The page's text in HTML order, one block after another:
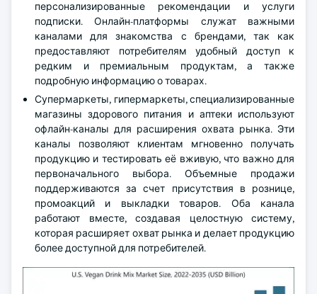
персонализированные рекомендации и услуги
подписки. Онлайн-платформы служат важными
каналами для знакомства с брендами, так как
предоставляют потребителям удобный доступ к
редким и премиальным продуктам, а также
подробную информацию о товарах.
Супермаркеты, гипермаркеты, специализированные
магазины здорового питания и аптеки используют
офлайн-каналы для расширения охвата рынка. Эти
каналы позволяют клиентам мгновенно получать
продукцию и тестировать её вживую, что важно для
первоначального выбора. Объемные продажи
поддерживаются за счет присутствия в рознице,
промоакций и выкладки товаров. Оба канала
работают вместе, создавая целостную систему,
которая расширяет охват рынка и делает продукцию
более доступной для потребителей.